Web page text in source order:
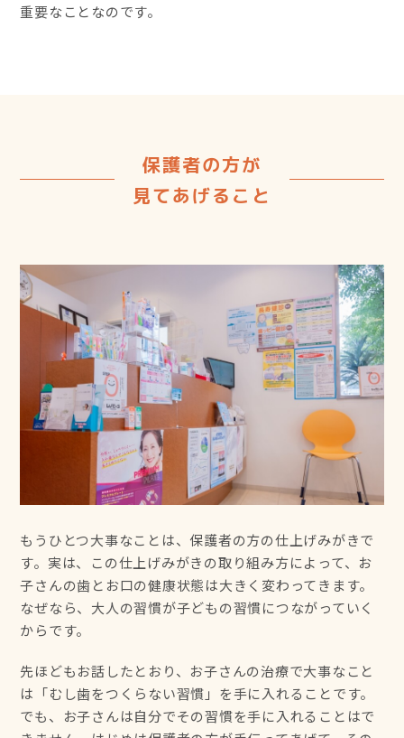
重要なことなのです。
保護者の方が
見てあげること
もうひとつ大事なことは、保護者の方の仕上げみがきで
す。実は、この仕上げみがきの取り組み方によって、お
子さんの歯とお口の健康状態は大きく変わってきます。
なぜなら、大人の習慣が子どもの習慣につながっていく
からです。
先ほどもお話したとおり、お子さんの治療で大事なこと
は「むし歯をつくらない習慣」を手に入れることです。
でも、お子さんは自分でその習慣を手に入れることはで